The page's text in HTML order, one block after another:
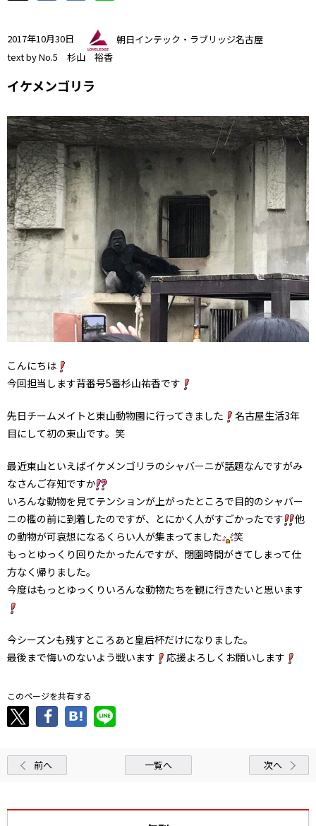
2017年10月30日
朝日インテック・ラブリッジ名古屋
text by No.5 杉山 裕香
イケメンゴリラ
こんにちは
今回担当します背番号5番杉山祐香です
先日チームメイトと東山動物園に行ってきました
名古屋生活3年
目にして初の東山です。笑
最近東山といえばイケメンゴリラのシャバーニが話題なんですがみ
なさんご存知ですか
いろんな動物を見てテンションが上がったところで目的のシャバー
ニの檻の前に到着したのですが、とにかく人がすごかったです
他
の動物が可哀想になるくらい人が集まってました
笑
もっとゆっくり回りたかったんですが、閉園時間がきてしまって仕
方なく帰りました。
今度はもっとゆっくりいろんな動物たちを観に行きたいと思います
今シーズンも残すところあと皇后杯だけになりました。
最後まで悔いのないよう戦います
応援よろしくお願いします
このページを共有する
前へ 一覧へ 次へ